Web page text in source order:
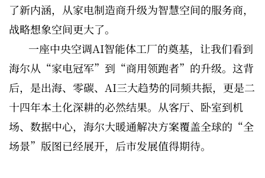
了新内涵，从家电制造商升级为智慧空间的服务商，
战略想象空间更大了。
一座中央空调AI智能体工厂的奠基，让我们看到
海尔从“家电冠军”到“商用领跑者”的升级。这背
后，是出海、零碳、AI三大趋势的同频共振，更是二
十四年本土化深耕的必然结果。从客厅、卧室到机
场、数据中心，海尔大暖通解决方案覆盖全球的“全
场景”版图已经展开，后市发展值得期待。